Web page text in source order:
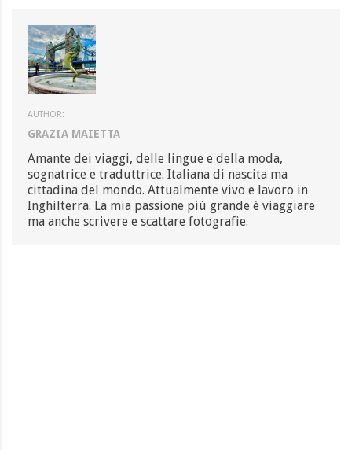
AUTHOR:
GRAZIA MAIETTA
Amante dei viaggi, delle lingue e della moda,
sognatrice e traduttrice. Italiana di nascita ma
cittadina del mondo. Attualmente vivo e lavoro in
Inghilterra. La mia passione più grande è viaggiare
ma anche scrivere e scattare fotografie.